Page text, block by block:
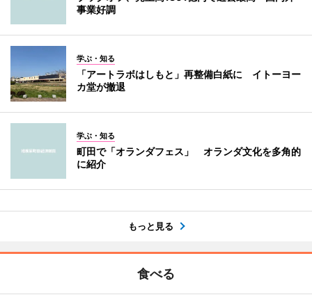
事業好調
学ぶ・知る
「アートラボはしもと」再整備白紙に イトーヨー
カ堂が撤退
学ぶ・知る
町田で「オランダフェス」 オランダ文化を多角的
に紹介
もっと見る
食べる